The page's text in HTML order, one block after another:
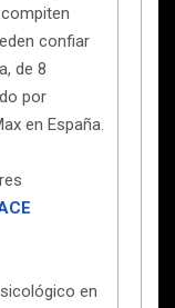
confiar
de 8
por
en España.
en